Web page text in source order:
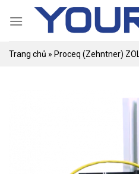
Trang chủ » Proceq (Zehntner)